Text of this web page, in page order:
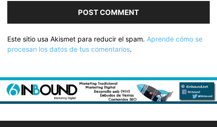
Este sitio usa Akismet para reducir el spam. Aprende cómo se
procesan los datos de tus comentarios.